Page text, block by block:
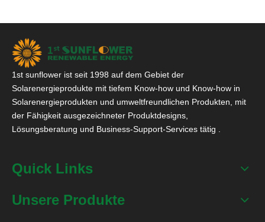
1st sunflower ist seit 1998 auf dem Gebiet der
Solarenergieprodukte mit tiefem Know-how und Know-how in
Solarenergieprodukten und umweltfreundlichen Produkten, mit
der Fähigkeit ausgezeichneter Produktdesigns,
Lösungsberatung und Business-Support-Services tätig .
Quick Links
Unsere Produkte